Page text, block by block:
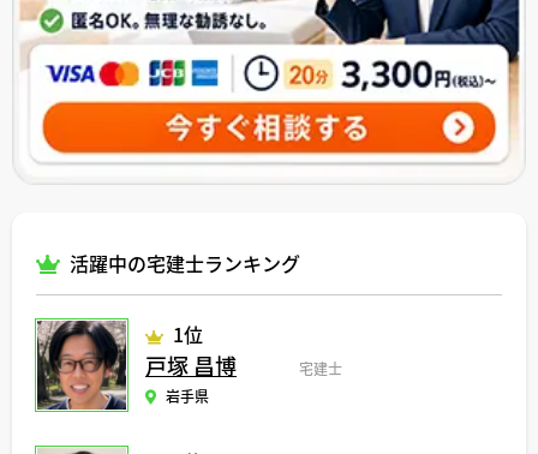
活躍中の宅建士ランキング
1位
戸塚 昌博
宅建士
岩手県